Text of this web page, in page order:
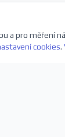
a pro měření
cookies.